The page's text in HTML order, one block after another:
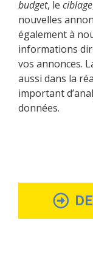
budget, le ciblage
nouvelles
également à
informations
vos annonces.
aussi dans la
important
données.